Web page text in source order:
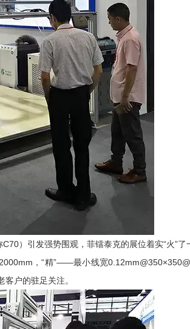
）引发强势围观，菲镭泰克的展位着实“火”了
，“精”——最小线宽
户的驻足关注。